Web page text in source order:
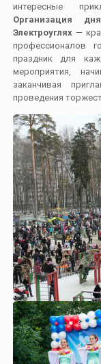
интересные
Организация
Электроуглях —
профессионалов
праздник для
мероприятия,
заканчивая
проведения